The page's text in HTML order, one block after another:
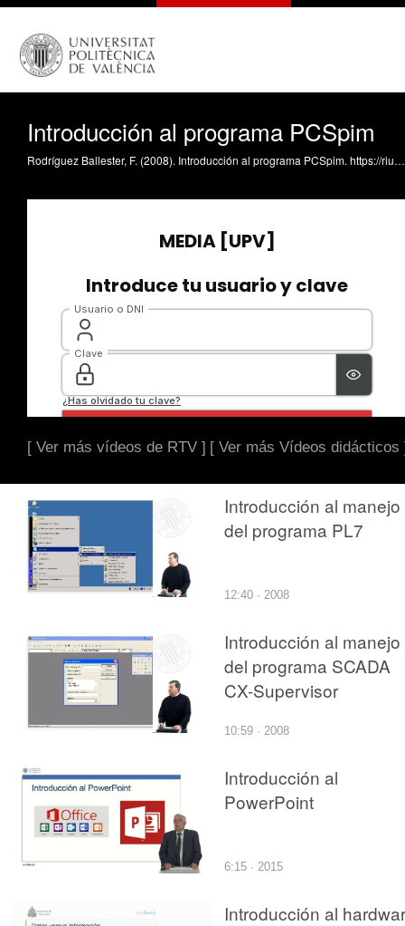
Introducción al programa PCSpim
Rodríguez Ballester, F. (2008). Introducción al programa PCSpim. https://riunet.upv.es/handle/10251/521
[ Ver más vídeos de RTV ] [ Ver más Vídeos didácticos
Introducción al manejo
del programa PL7
12:40 · 2008
Introducción al manejo
del programa SCADA
CX-Supervisor
10:59 · 2008
Introducción al
PowerPoint
6:15 · 2015
Introducción al